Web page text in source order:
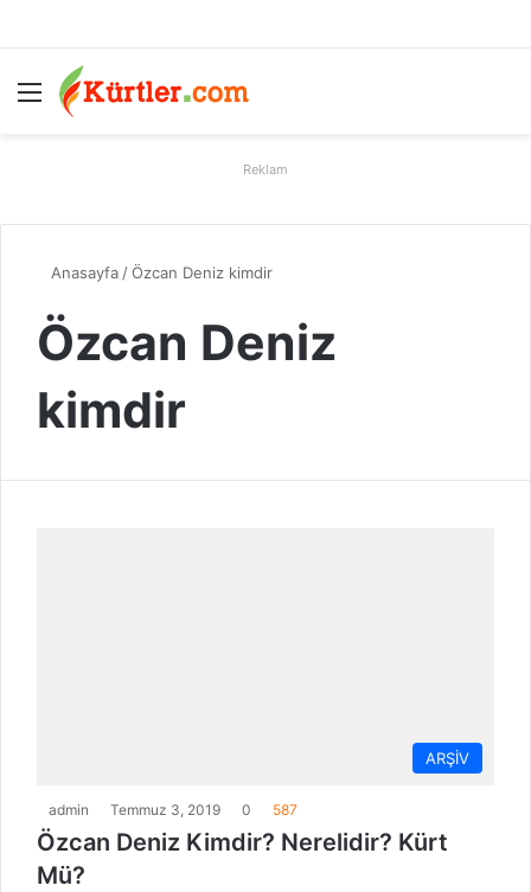
Menü
Reklam
Anasayfa /Özcan Deniz kimdir
Özcan Deniz
kimdir
ARŞİV
admin Temmuz 3, 2019 0 587
Özcan Deniz Kimdir? Nerelidir? Kürt
Mü?